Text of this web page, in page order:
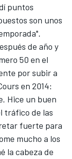
puntos
son unos
de año y
50 en el
por subir a
en 2014:
Hice un buen
tráfico de las
fuerte para
mucho a los
la cabeza de